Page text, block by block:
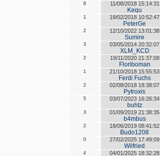
8 11/08/2018 15:14:31
Kequ
1 19/02/2018 10:52:47
PeterGe
2 12/10/2022 13:01:38
Sumire
3 03/05/2014 20:32:07
XLM_KCD
2 19/11/2020 21:37:08
Floriboman
1 21/10/2018 15:55:53
Ferdi Fuchs
2 02/08/2018 18:38:07
Pytroxis
5 03/07/2023 16:26:34
buhtz
3 01/09/2019 21:38:35
b4mbus
2 18/06/2019 08:41:52
Budo1208
0 27/02/2025 17:49:09
Wilfried
4 04/01/2025 18:32:28